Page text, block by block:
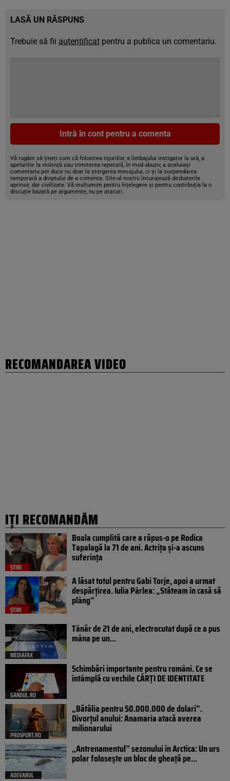
LASĂ UN RĂSPUNS
Trebuie să fii autentificat pentru a publica un comentariu.
Intră în cont pentru a comenta
Vă rugăm să țineți cont că folosirea injuriilor, a limbajului instigator la ură, a
apelurilor la violență sau trimiterea repetată, în mod abuziv, a aceluiași
comentariu pot duce nu doar la ștergerea mesajului, ci și la suspendarea
temporară a dreptului de a comenta. Site-ul nostru încurajează dezbaterile
aprinse, dar civilizate. Vă mulțumim pentru înțelegere și pentru contribuția la o
discuție bazată pe argumente, nu pe atacuri.
RECOMANDAREA VIDEO
IȚI RECOMANDĂM
ȘTIRI
Boala cumplită care a răpus-o pe Rodica
Tapalagă la 71 de ani. Actrița și-a ascuns
suferința
ȘTIRI
A lăsat totul pentru Gabi Torje, apoi a urmat
despărțirea. Iulia Pârlea: „Stăteam în casă să
plâng”
MEDIAFAX
Tânăr de 21 de ani, electrocutat după ce a pus
mâna pe un...
GANDUL.RO
Schimbări importante pentru români. Ce se
întâmplă cu vechile CĂRȚI DE IDENTITATE
PROSPORT.RO
„Bătălia pentru 50.000.000 de dolari”.
Divorțul anului: Anamaria atacă averea
milionarului
ADEVARUL
„Antrenamentul” sezonului în Arctica: Un urs
polar folosește un bloc de gheață pe...